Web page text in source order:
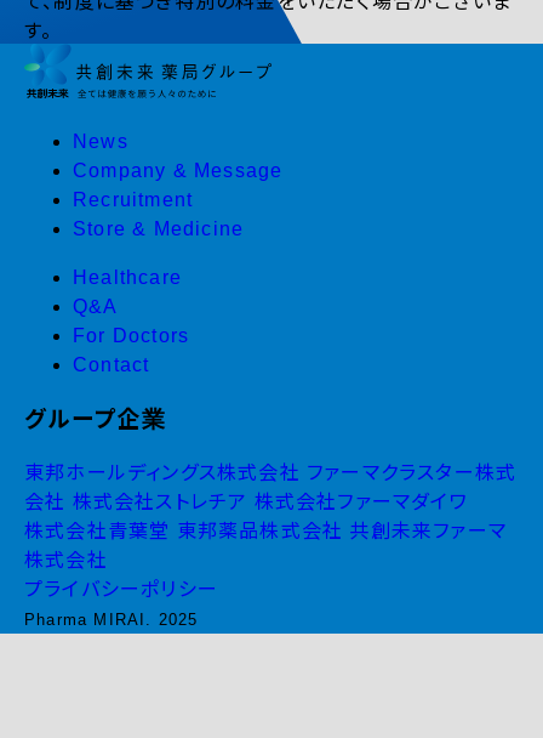
す。
News
Company & Message
Recruitment
Store & Medicine
Healthcare
Q&A
For Doctors
Contact
グループ企業
東邦ホールディングス株式会社 ファーマクラスター株式
会社 株式会社ストレチア 株式会社ファーマダイワ
株式会社青葉堂 東邦薬品株式会社 共創未来ファーマ
株式会社
プライバシーポリシー
Pharma MIRAI. 2025